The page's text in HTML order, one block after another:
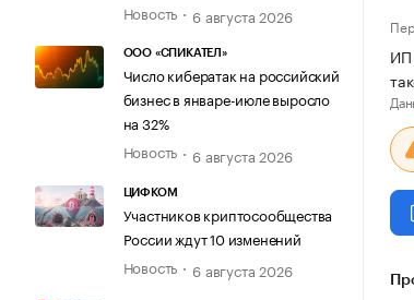
Новость
6 августа 2026
ООО «СПИКАТЕЛ»
Число кибератак на российский
бизнес в январе-июле выросло
на 32%
Новость
6 августа 2026
ЦИФКОМ
Участников криптосообщества
России ждут 10 изменений
Новость
6 августа 2026
ИП